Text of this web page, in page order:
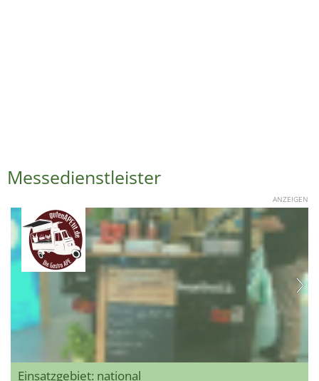
Messedienstleister
ANZEIGEN
Einsatzgebiet: national